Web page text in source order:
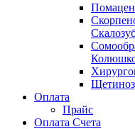
Оплата
Прайс
Оплата Счета